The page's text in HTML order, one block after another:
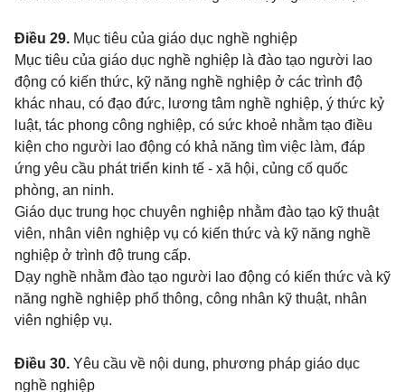
Điều 29. Mục tiêu của giáo dục nghề nghiệp
Mục tiêu của giáo dục nghề nghiệp là đào tạo người lao
động có kiến thức, kỹ năng nghề nghiệp ở các trình độ
khác nhau, có đạo đức, lương tâm nghề nghiệp, ý thức kỷ
luật, tác phong công nghiệp, có sức khoẻ nhằm tạo điều
kiện cho người lao động có khả năng tìm việc làm, đáp
ứng yêu cầu phát triển kinh tế - xã hội, củng cố quốc
phòng, an ninh.
Giáo dục trung học chuyên nghiệp nhằm đào tạo kỹ thuật
viên, nhân viên nghiệp vụ có kiến thức và kỹ năng nghề
nghiệp ở trình độ trung cấp.
Dạy nghề nhằm đào tạo người lao động có kiến thức và kỹ
năng nghề nghiệp phổ thông, công nhân kỹ thuật, nhân
viên nghiệp vụ.
Điều 30. Yêu cầu về nội dung, phương pháp giáo dục
nghề nghiệp